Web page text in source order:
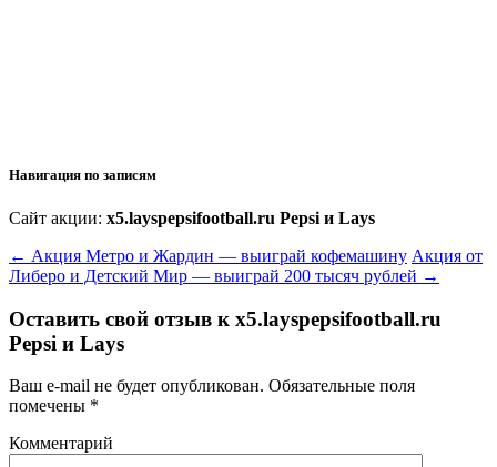
Навигация по записям
Сайт акции: x5.layspepsifootball.ru Pepsi и Lays
← Акция Метро и Жардин — выиграй кофемашину Акция от
Либеро и Детский Мир — выиграй 200 тысяч рублей →
Оставить свой отзыв к x5.layspepsifootball.ru
Pepsi и Lays
Ваш e-mail не будет опубликован. Обязательные поля
помечены *
Комментарий